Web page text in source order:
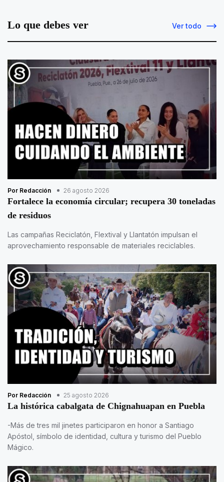
Lo que debes ver Ver todo
Por Redacción 26 agosto 2026
Fortalece la economía circular; recupera 30 toneladas
de residuos
Las campañas Reciclatón, Flextival y Llantatón impulsan el
aprovechamiento responsable de materiales reciclables.
Por Redacción 25 agosto 2026
La histórica cabalgata de Chignahuapan en Puebla
-Más de tres mil jinetes participaron en honor a Santiago
Apóstol, símbolo de identidad, cultura y turismo del Pueblo
Mágico.